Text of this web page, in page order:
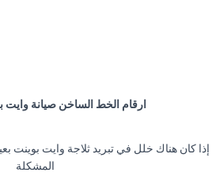
ارقام الخط الساخن صيانة
إذا كان هناك خلل في تبريد ثلاجة وايت بوينت
المشكلة